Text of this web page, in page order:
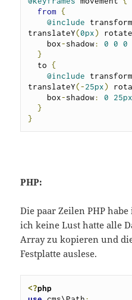
from {
@include transform
translateY(0px)
    box
-shadow: 0 0 0
}
  to
{
@include transform
translateY(-25px)
    box
-shadow: 0 25px
}
}
PHP:
Die paar Zeilen PHP
ich keine Lust hatte alle
Array zu kopieren und
Festplatte auslese.
<?